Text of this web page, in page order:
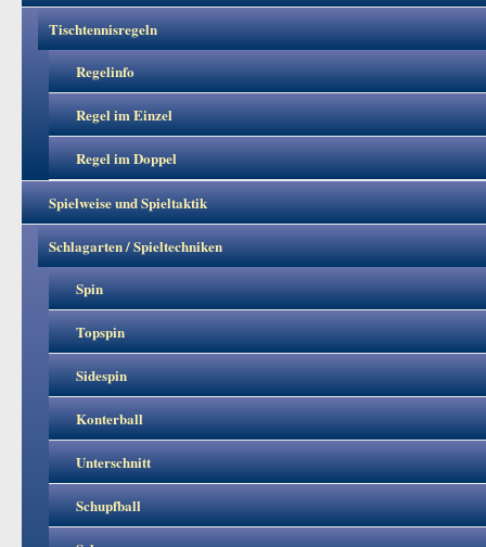
Tischtennisregeln
Regelinfo
Regel im Einzel
Regel im Doppel
Spielweise und Spieltaktik
Schlagarten / Spieltechniken
Spin
Topspin
Sidespin
Konterball
Unterschnitt
Schupfball